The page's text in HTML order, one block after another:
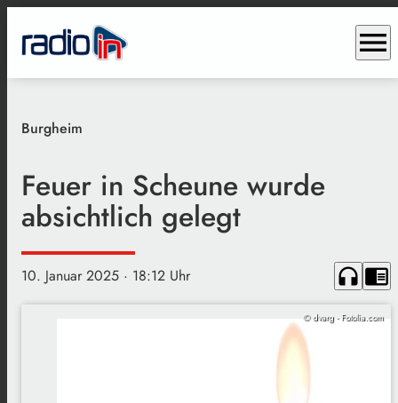
menu
Burgheim
Feuer in Scheune wurde
absichtlich gelegt
10. Januar 2025 · 18:12 Uhr headphones chrome_reader_mode
© dvarg - Fotolia.com